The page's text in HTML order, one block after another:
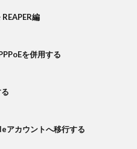
編
を併用する
アカウントへ移行する